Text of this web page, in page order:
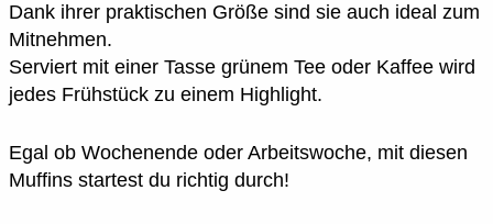
Dank ihrer praktischen Größe sind sie auch ideal zum
Mitnehmen.
Serviert mit einer Tasse grünem Tee oder Kaffee wird
jedes Frühstück zu einem Highlight.
Egal ob Wochenende oder Arbeitswoche, mit diesen
Muffins startest du richtig durch!